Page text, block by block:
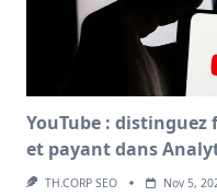
YouTube :
et payant dans
TH.CORP SEO Nov 5,